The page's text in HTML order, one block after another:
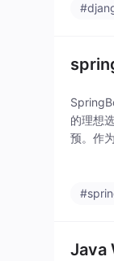
的理想
预。作
Java